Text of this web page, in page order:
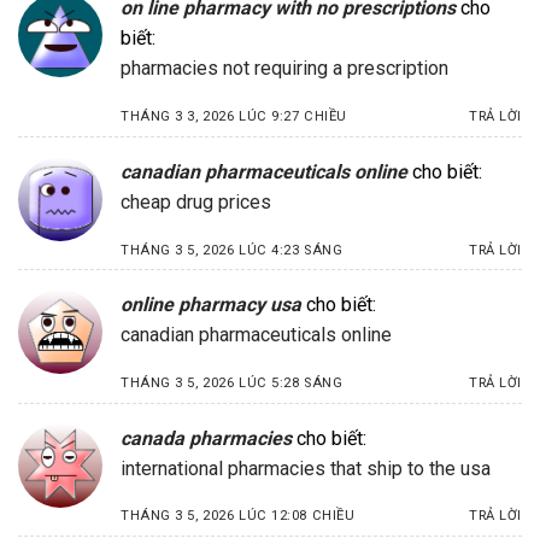
on line pharmacy with no prescriptions cho
biết:
pharmacies not requiring a prescription
THÁNG 3 3, 2026 LÚC 9:27 CHIỀU TRẢ LỜI
canadian pharmaceuticals online cho biết:
cheap drug prices
THÁNG 3 5, 2026 LÚC 4:23 SÁNG TRẢ LỜI
online pharmacy usa cho biết:
canadian pharmaceuticals online
THÁNG 3 5, 2026 LÚC 5:28 SÁNG TRẢ LỜI
canada pharmacies cho biết:
international pharmacies that ship to the usa
THÁNG 3 5, 2026 LÚC 12:08 CHIỀU TRẢ LỜI